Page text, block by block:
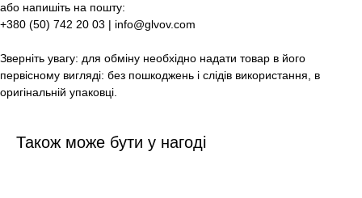
або напишіть на пошту:
+380 (50) 742 20 03 | info@glvov.com
Зверніть увагу: для обміну необхідно надати товар в його
первісному вигляді: без пошкоджень і слідів використання, в
оригінальній упаковці.
Також може бути у нагоді